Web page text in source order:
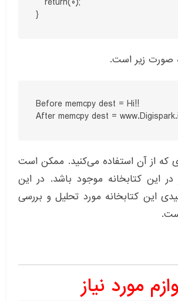
}
صورت زیر است.
Before memcpy dest = Hi!!
After memcpy dest =
که از آن استفاده می‌کنید. ممکن است
در این کتابخانه موجود باشد. در این
این کتابخانه مورد تحلیل و بررسی
مورد نیاز